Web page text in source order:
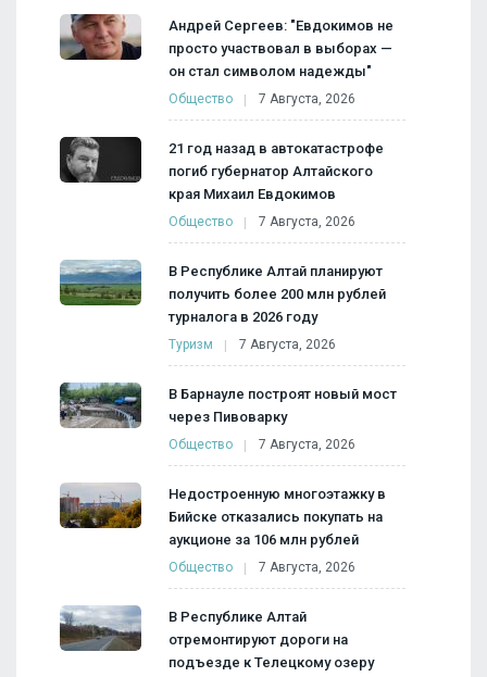
Андрей Сергеев: "Евдокимов не
просто участвовал в выборах —
он стал символом надежды"
Общество 7 Августа, 2026
21 год назад в автокатастрофе
погиб губернатор Алтайского
края Михаил Евдокимов
Общество 7 Августа, 2026
В Республике Алтай планируют
получить более 200 млн рублей
турналога в 2026 году
Туризм 7 Августа, 2026
В Барнауле построят новый мост
через Пивоварку
Общество 7 Августа, 2026
Недостроенную многоэтажку в
Бийске отказались покупать на
аукционе за 106 млн рублей
Общество 7 Августа, 2026
В Республике Алтай
отремонтируют дороги на
подъезде к Телецкому озеру